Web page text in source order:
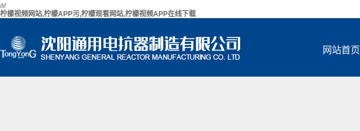
ar
柠檬视频网站,柠檬APP污,柠檬观看网站,柠檬视频APP在线下载
网站首页